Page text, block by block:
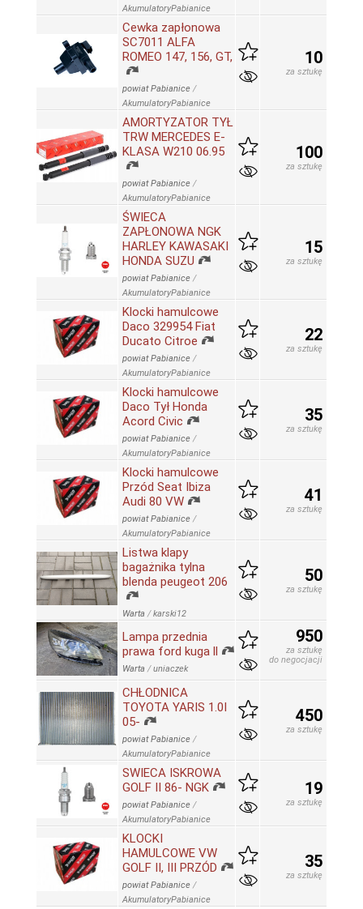
AkumulatoryPabianice
Cewka zapłonowa
SC7011 ALFA
ROMEO 147, 156, GT,
powiat Pabianice /
AkumulatoryPabianice
10
za sztukę
AMORTYZATOR TYŁ
TRW MERCEDES E-
KLASA W210 06.95
powiat Pabianice /
AkumulatoryPabianice
100
za sztukę
ŚWIECA
ZAPŁONOWA NGK
HARLEY KAWASAKI
HONDA SUZU
powiat Pabianice /
AkumulatoryPabianice
15
za sztukę
Klocki hamulcowe
Daco 329954 Fiat
Ducato Citroe
powiat Pabianice /
AkumulatoryPabianice
22
za sztukę
Klocki hamulcowe
Daco Tył Honda
Acord Civic
powiat Pabianice /
AkumulatoryPabianice
35
za sztukę
Klocki hamulcowe
Przód Seat Ibiza
Audi 80 VW
powiat Pabianice /
AkumulatoryPabianice
41
za sztukę
Listwa klapy
bagażnika tylna
blenda peugeot 206
Warta /karski12
50
za sztukę
Lampa przednia
prawa ford kuga ll
Warta /uniaczek
950
za sztukę
do negocjacji
CHŁODNICA
TOYOTA YARIS 1.0I
05-
powiat Pabianice /
AkumulatoryPabianice
450
za sztukę
SWIECA ISKROWA
GOLF II 86- NGK
powiat Pabianice /
AkumulatoryPabianice
19
za sztukę
KLOCKI
HAMULCOWE VW
GOLF II, III PRZÓD
powiat Pabianice /
AkumulatoryPabianice
35
za sztukę